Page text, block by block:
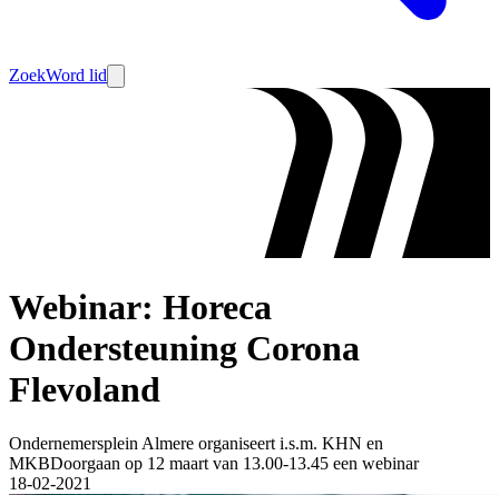
ZoekWord lid
Webinar: Horeca
Ondersteuning Corona
Flevoland
Ondernemersplein Almere organiseert i.s.m. KHN en
MKBDoorgaan op 12 maart van 13.00-13.45 een webinar
18-02-2021